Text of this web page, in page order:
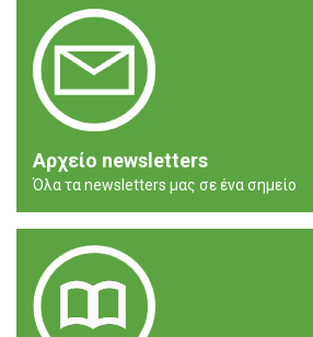
Αρχείο newsletters
Όλα τα newsletters μας σε ένα σημείο